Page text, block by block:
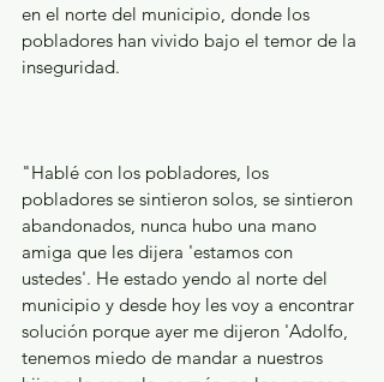
en el norte del municipio, donde los
pobladores han vivido bajo el temor de la
inseguridad.
"Hablé con los pobladores, los
pobladores se sintieron solos, se sintieron
abandonados, nunca hubo una mano
amiga que les dijera 'estamos con
ustedes'. He estado yendo al norte del
municipio y desde hoy les voy a encontrar
solución porque ayer me dijeron 'Adolfo,
tenemos miedo de mandar a nuestros